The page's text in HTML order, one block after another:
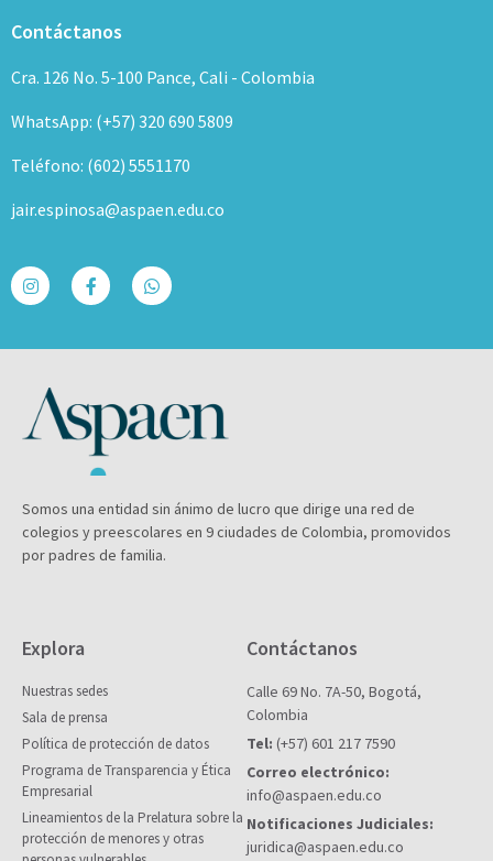
Contáctanos
Cra. 126 No. 5-100 Pance, Cali - Colombia
WhatsApp: (+57) 320 690 5809
Teléfono: (602) 5551170
jair.espinosa@aspaen.edu.co
Somos una entidad sin ánimo de lucro que dirige una red de
colegios y preescolares en 9 ciudades de Colombia, promovidos
por padres de familia.
Explora
Nuestras sedes
Sala de prensa
Política de protección de datos
Programa de Transparencia y Ética
Empresarial
Lineamientos de la Prelatura sobre la
protección de menores y otras
Contáctanos
Calle 69 No. 7A-50, Bogotá,
Colombia
Tel: (+57) 601 217 7590
Correo electrónico:
info@aspaen.edu.co
Notificaciones Judiciales:
juridica@aspaen.edu.co